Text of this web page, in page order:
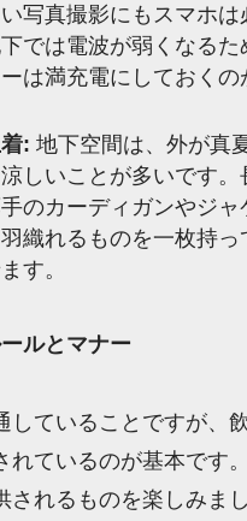
写真撮影にもスマホは
では電波が弱くなるた
は満充電にしておくの
: 地下空間は、外が真
しいことが多いです。
のカーディガンやジャ
織れるものを一枚持っ
す。
ルとマナー
していることですが、
れているのが基本です
されるものを楽しみま